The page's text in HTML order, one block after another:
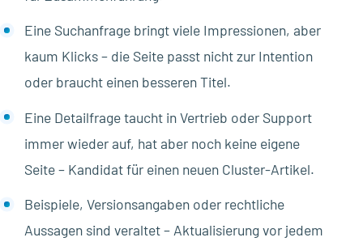
Eine Suchanfrage bringt viele Impressionen, aber
kaum Klicks – die Seite passt nicht zur Intention
oder braucht einen besseren Titel.
Eine Detailfrage taucht in Vertrieb oder Support
immer wieder auf, hat aber noch keine eigene
Seite – Kandidat für einen neuen Cluster-Artikel.
Beispiele, Versionsangaben oder rechtliche
Aussagen sind veraltet – Aktualisierung vor jedem